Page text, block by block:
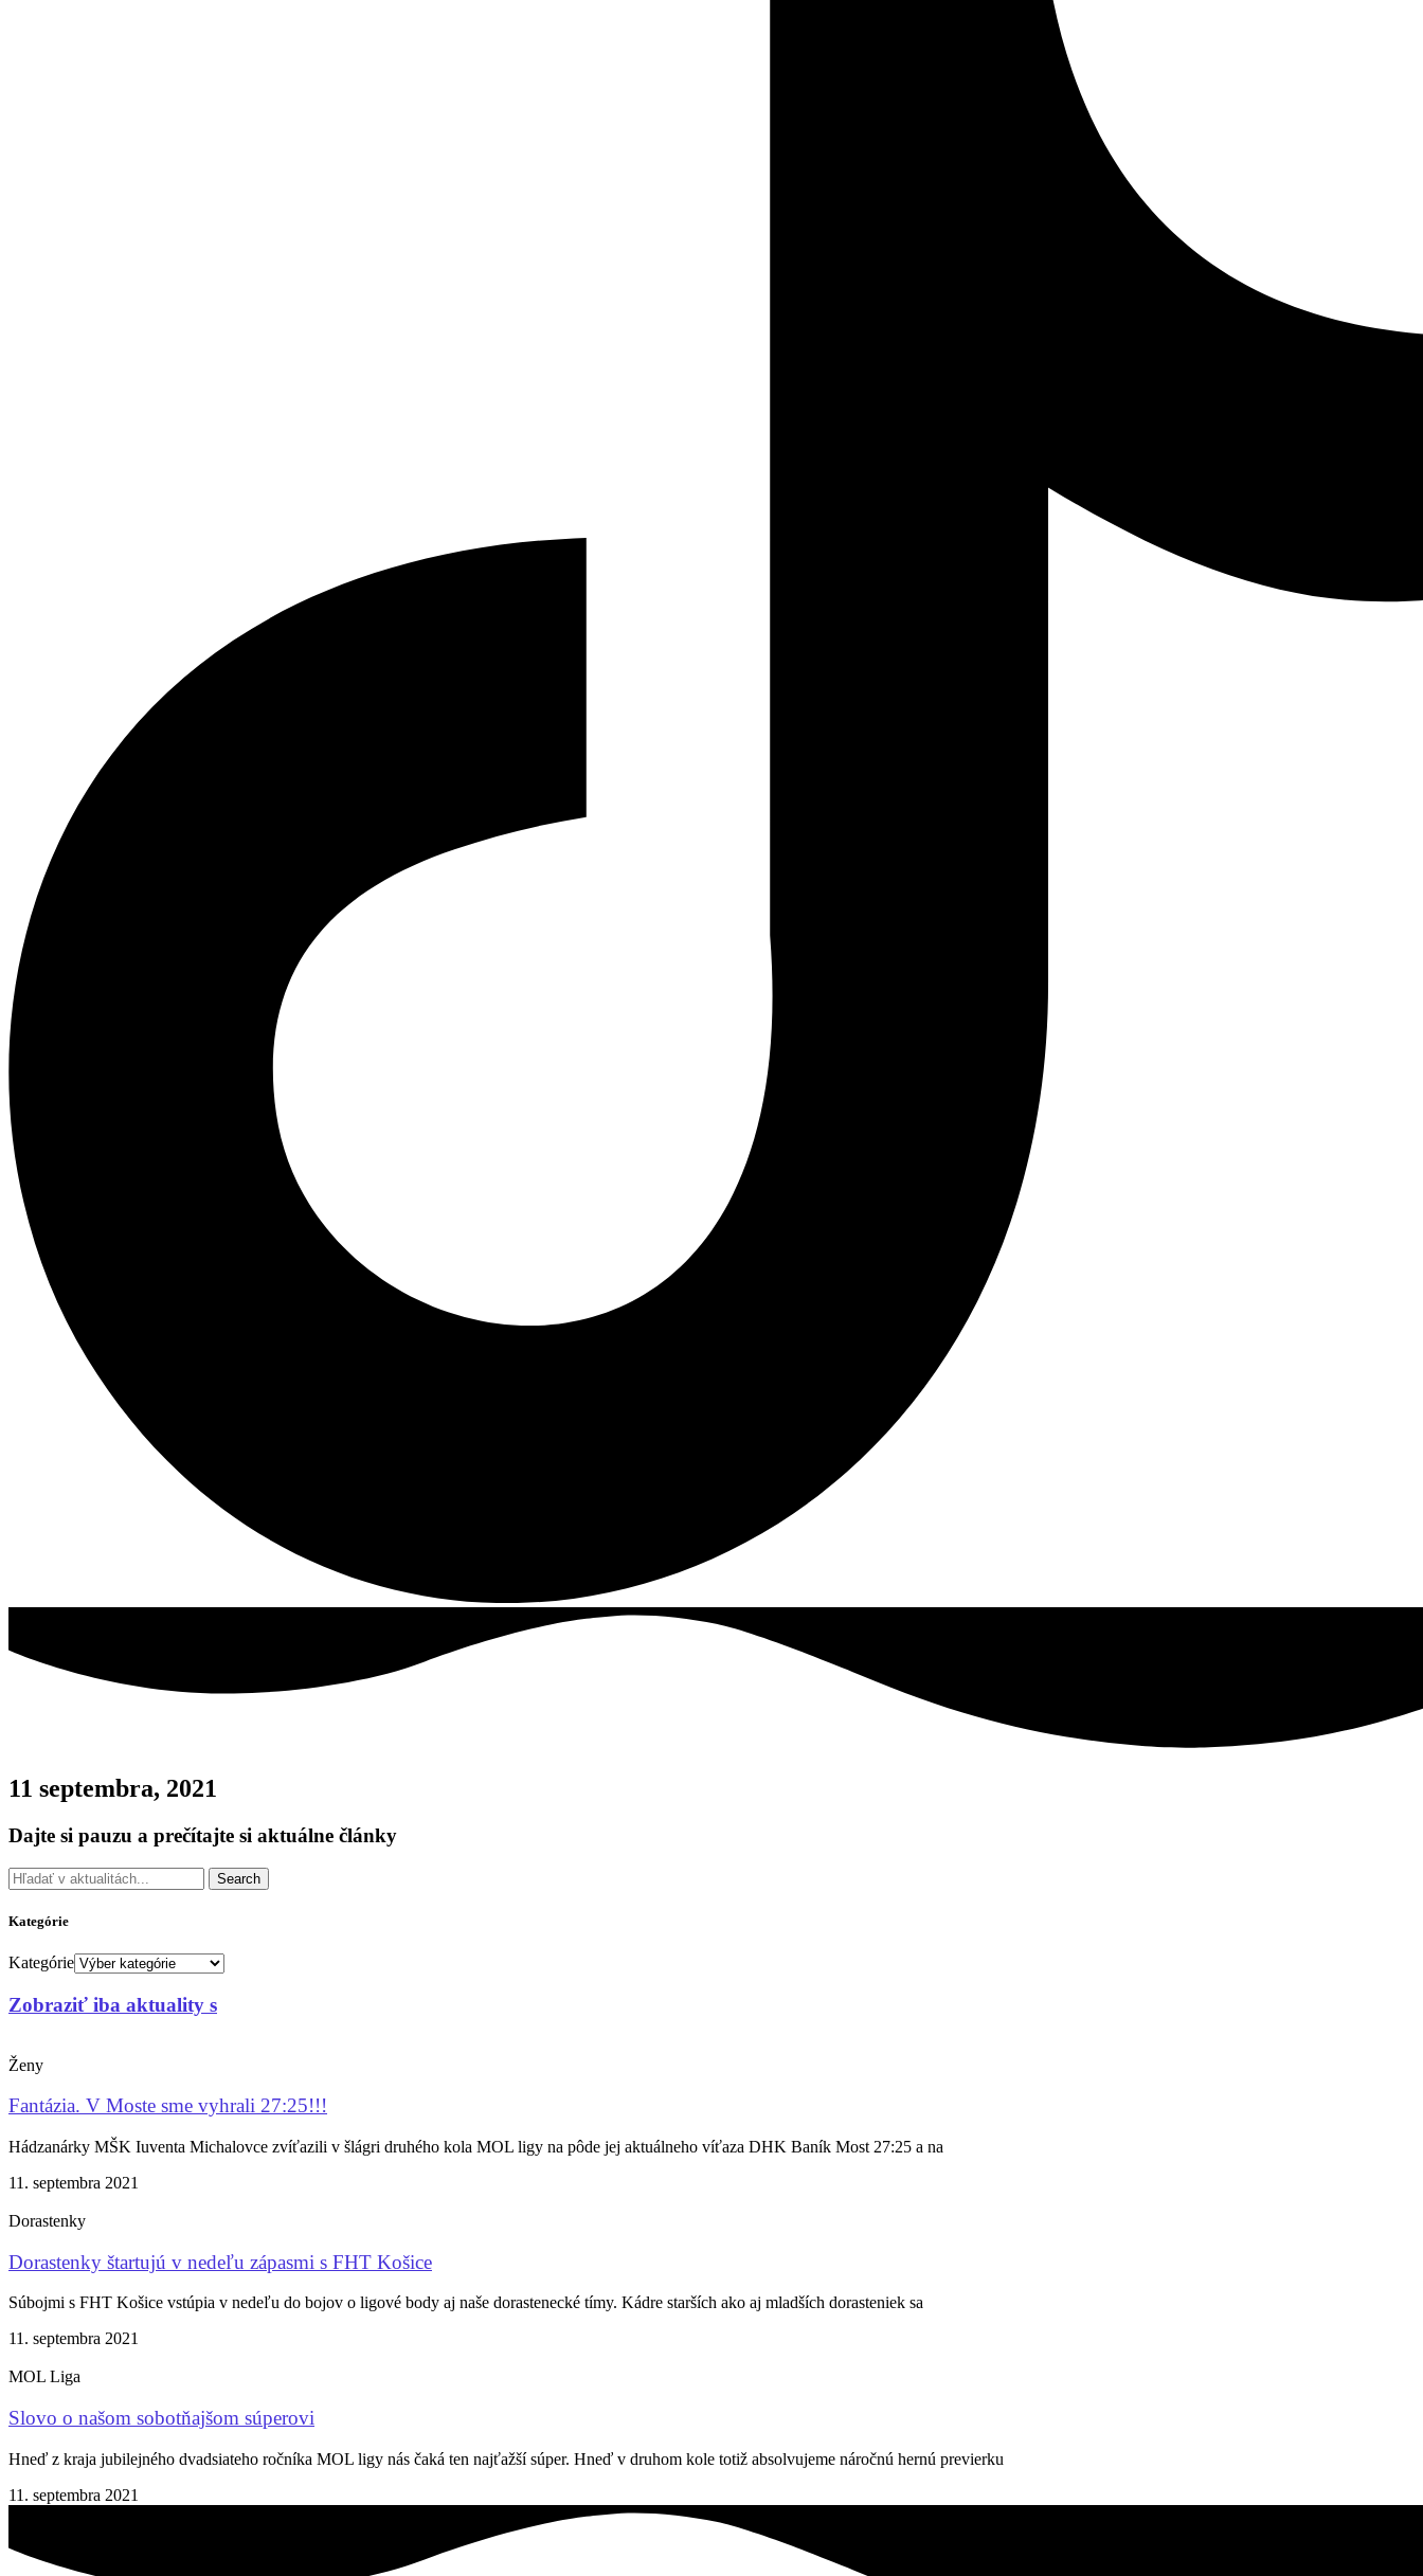
11 septembra, 2021
Dajte si pauzu a prečítajte si aktuálne články
Search
Kategórie
Kategórie
Zobraziť iba aktuality s
Ženy
Fantázia. V Moste sme vyhrali 27:25!!!
Hádzanárky MŠK Iuventa Michalovce zvíťazili v šlágri druhého kola MOL ligy na pôde jej aktuálneho víťaza DHK Baník Most 27:25 a na
11. septembra 2021
Dorastenky
Dorastenky štartujú v nedeľu zápasmi s FHT Košice
Súbojmi s FHT Košice vstúpia v nedeľu do bojov o ligové body aj naše dorastenecké tímy. Kádre starších ako aj mladších dorasteniek sa
11. septembra 2021
MOL Liga
Slovo o našom sobotňajšom súperovi
Hneď z kraja jubilejného dvadsiateho ročníka MOL ligy nás čaká ten najťažší súper. Hneď v druhom kole totiž absolvujeme náročnú hernú previerku
11. septembra 2021